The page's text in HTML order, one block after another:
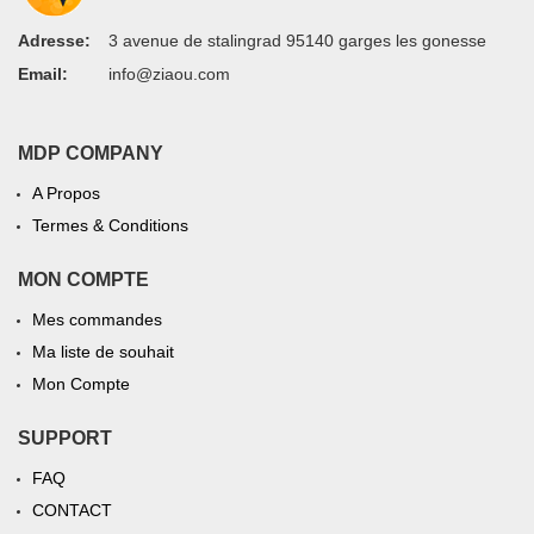
Adresse:
3 avenue de stalingrad 95140 garges les gonesse
Email:
info@ziaou.com
MDP COMPANY
A Propos
Termes & Conditions
MON COMPTE
Mes commandes
Ma liste de souhait
Mon Compte
SUPPORT
FAQ
CONTACT